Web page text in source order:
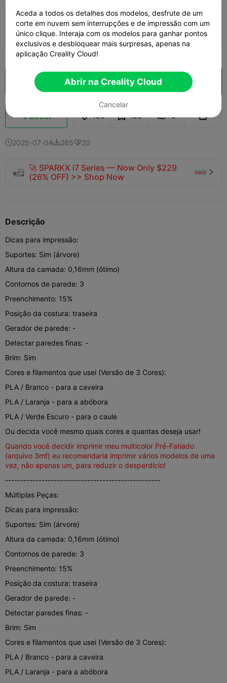
Camada 0,2mm, 2 paredes, 15%
preenchimento
 01h 55m  1 plates  71.39g
Fatiamento na Nuvem Abrir na Creality Cloud
Boost 153 156  3 
2025-07-0426520
🚀 SPARKX i7 Series — Now Only $229
(26% OFF) >> Shop Now
sale 
Descrição
Dicas para impressão:
Suportes: Sim (árvore)
Altura da camada: 0,16mm (ótimo)
Contornos de parede: 3
Preenchimento: 15%
Posição da costura: traseira
Gerador de parede: -
Detectar paredes finas: -
Brim: Sim
Cores e filamentos que usei (Versão de 3 Cores):
PLA / Branco - para a caveira
PLA / Laranja - para a abóbora
PLA / Verde Escuro - para o caule
Ou decida você mesmo quais cores e quantas deseja usar!
Quando você decidir imprimir meu multicolor Pré-Fatiado
(arquivo 3mf) eu recomendaria imprimir vários modelos de uma
vez, não apenas um, para reduzir o desperdício!
---------------------------------------------------
Múltiplas Peças:
Dicas para impressão:
Suportes: Sim (árvore)
Altura da camada: 0,16mm (ótimo)
Contornos de parede: 3
Preenchimento: 15%
Posição da costura: traseira
Gerador de parede: -
Detectar paredes finas: -
Brim: Sim
Cores e filamentos que usei (Versão de 3 Cores):
PLA / Branco - para a caveira
PLA / Laranja - para a abóbora
Aceda a todos os detalhes dos modelos, desfrute de um
corte em nuvem sem interrupções e de impressão com um
único clique. Interaja com os modelos para ganhar pontos
exclusivos e desbloquear mais surpresas, apenas na
aplicação Creality Cloud!
Abrir na Creality Cloud
Cancelar